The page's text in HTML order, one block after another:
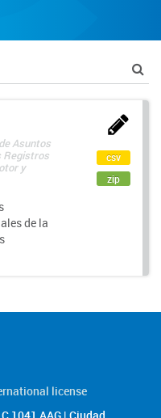
Asuntos
Registros
y
de la
csv
zip
license